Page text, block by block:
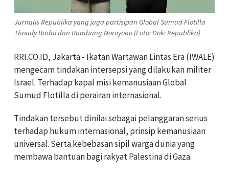
Jurnalis Republika yang juga partisipan Global Sumud Flotilla
Thoudy Badai dan Bambang Noroyono (Foto: Dok: Republika)
RRI.CO.ID, Jakarta - Ikatan Wartawan Lintas Era (IWALE)
mengecam tindakan intersepsi yang dilakukan militer
Israel. Terhadap kapal misi kemanusiaan Global
Sumud Flotilla di perairan internasional.
Tindakan tersebut dinilai sebagai pelanggaran serius
terhadap hukum internasional, prinsip kemanusiaan
universal. Serta kebebasan sipil warga dunia yang
membawa bantuan bagi rakyat Palestina di Gaza.